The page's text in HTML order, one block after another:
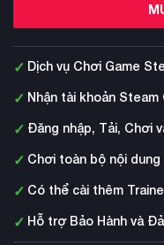
✓ Dịch vụ Chơi Game
✓ Nhận tài khoản Steam
✓ Đăng nhập, Tải, Chơi
✓ Chơi toàn bộ nội dung
✓ Có thể cài thêm
✓ Hỗ trợ Bảo Hành và